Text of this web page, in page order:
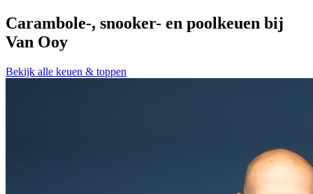
Carambole-, snooker- en poolkeuen bij
Van Ooy
Bekijk alle keuen & toppen